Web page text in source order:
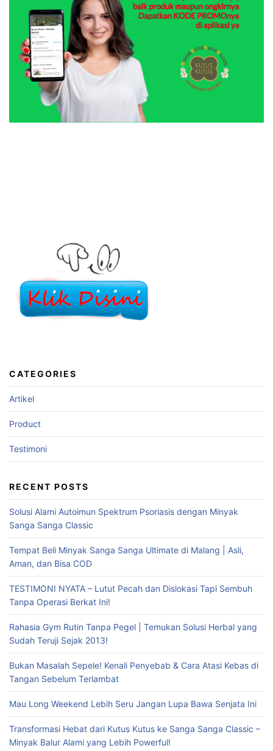
CATEGORIES
Artikel
Product
Testimoni
RECENT POSTS
Solusi Alami Autoimun Spektrum Psoriasis dengan Minyak
Sanga Sanga Classic
Tempat Beli Minyak Sanga Sanga Ultimate di Malang | Asli,
Aman, dan Bisa COD
TESTIMONI NYATA – Lutut Pecah dan Dislokasi Tapi Sembuh
Tanpa Operasi Berkat Ini!
Rahasia Gym Rutin Tanpa Pegel | Temukan Solusi Herbal yang
Sudah Teruji Sejak 2013!
Bukan Masalah Sepele! Kenali Penyebab & Cara Atasi Kebas di
Tangan Sebelum Terlambat
Mau Long Weekend Lebih Seru Jangan Lupa Bawa Senjata Ini
Transformasi Hebat dari Kutus Kutus ke Sanga Sanga Classic –
Minyak Balur Alami yang Lebih Powerful!